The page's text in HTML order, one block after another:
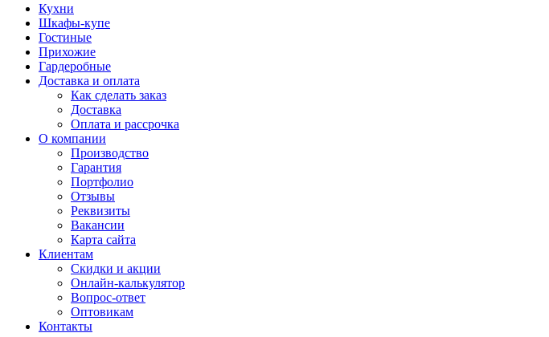
Кухни
Шкафы-купе
Гостиные
Прихожие
Гардеробные
Доставка и оплата
Как сделать заказ
Доставка
Оплата и рассрочка
О компании
Производство
Гарантия
Портфолио
Отзывы
Реквизиты
Вакансии
Карта сайта
Клиентам
Скидки и акции
Онлайн-калькулятор
Вопрос-ответ
Оптовикам
Контакты